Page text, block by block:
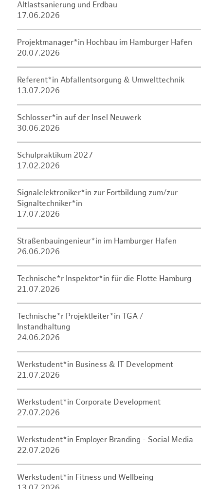
Altlastsanierung und Erdbau
17.06.2026
Projektmanager*in Hochbau im Hamburger Hafen
20.07.2026
Referent*in Abfallentsorgung & Umwelttechnik
13.07.2026
Schlosser*in auf der Insel Neuwerk
30.06.2026
Schulpraktikum 2027
17.02.2026
Signalelektroniker*in zur Fortbildung zum/zur
Signaltechniker*in
17.07.2026
Straßenbauingenieur*in im Hamburger Hafen
26.06.2026
Technische*r Inspektor*in für die Flotte Hamburg
21.07.2026
Technische*r Projektleiter*in TGA /
Instandhaltung
24.06.2026
Werkstudent*in Business & IT Development
21.07.2026
Werkstudent*in Corporate Development
27.07.2026
Werkstudent*in Employer Branding - Social Media
22.07.2026
Werkstudent*in Fitness und Wellbeing